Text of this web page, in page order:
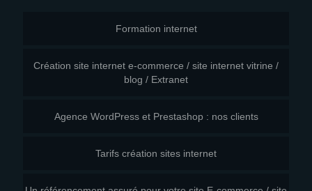
Formation internet
Création site internet e-commerce / site internet vitrine /
blog / Extranet
Agence WordPress et Prestashop : nos clients
Tarifs création sites internet